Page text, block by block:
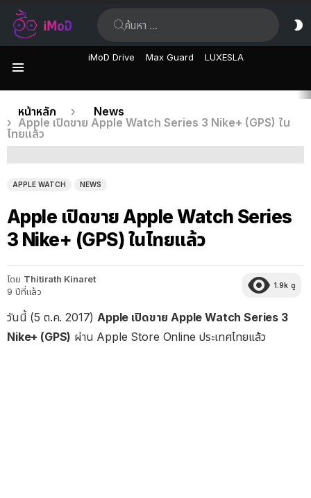
iMoD Drive Max Guard LUXESLA
เรื่อง
ล่าสุด
คุณอยู่ที่นี่:
หน้าหลัก
News
Apple เปิดขาย Apple Watch Series 3 Nike+ (GPS) ใน
ไทยแล้ว
APPLE WATCH NEWS
Apple เปิดขาย Apple Watch Series
3 Nike+ (GPS) ในไทยแล้ว
โดย Thitirath Kinaret
9 ปีที่แล้ว
1.9k ดู
วันนี้ (5 ต.ค. 2017)Apple เปิดขาย Apple Watch Series 3
Nike+ (GPS) ผ่าน Apple Store Online ประเทศไทยแล้ว